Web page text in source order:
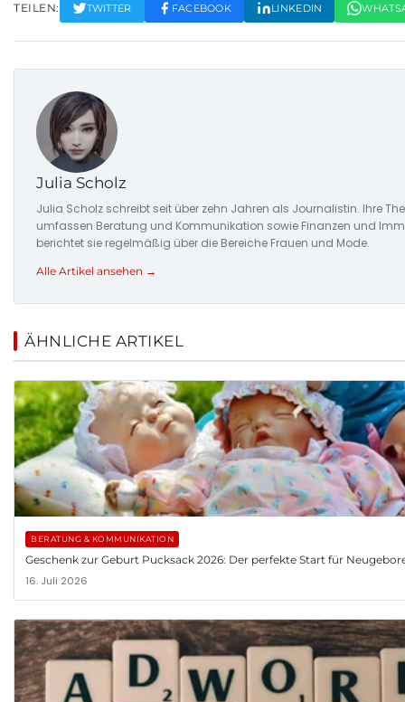
TEILEN: TWITTER FACEBOOK LINKEDIN
Julia Scholz
Julia Scholz schreibt seit über zehn Jahren als Journalistin. Ihre
umfassen Beratung und Kommunikation sowie Finanzen und
berichtet sie regelmäßig über die Bereiche Frauen und Mode.
Alle Artikel ansehen →
ÄHNLICHE ARTIKEL
BERATUNG & KOMMUNIKATION
Geschenk zur Geburt Pucksack 2026: Der perfekte Start für
16. Juli 2026